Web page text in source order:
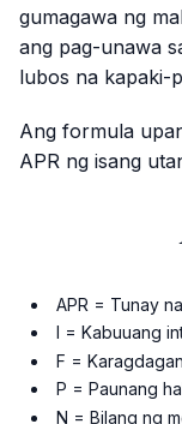
gumagawa ng
ang pag-unawa
lubos na kapaki-
Ang formula
APR ng isang
APR = Tunay
I = Kabuuang
F =
P = Paunang
N = Bilang ng